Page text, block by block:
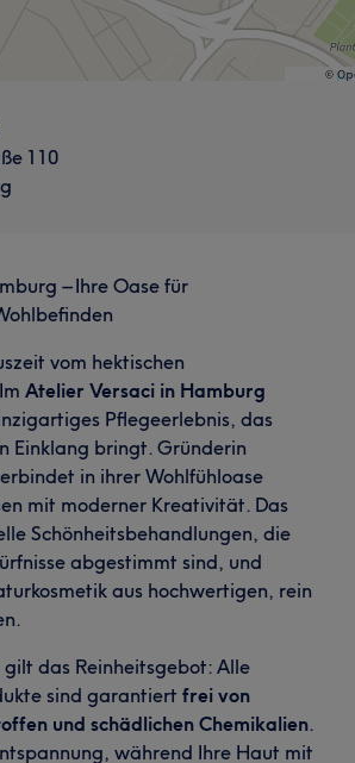
110
– Ihre Oase für
vom hektischen
Atelier Versaci in Hamburg
Pflegeerlebnis, das
Einklang bringt. Gründerin
in ihrer Wohlfühloase
mit moderner Kreativität. Das
Schönheitsbehandlungen, die
abgestimmt sind, und
aus hochwertigen, rein
das Reinheitsgebot: Alle
sind garantiert frei von
und schädlichen Chemikalien.
während Ihre Haut mit